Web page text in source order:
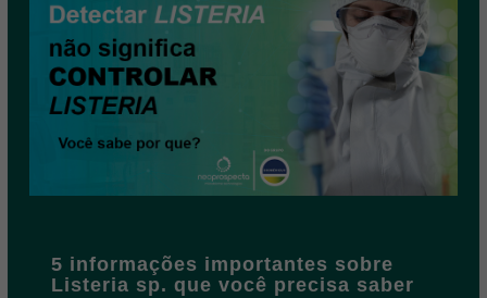
5 informações importantes sobre
Listeria sp. que você precisa saber